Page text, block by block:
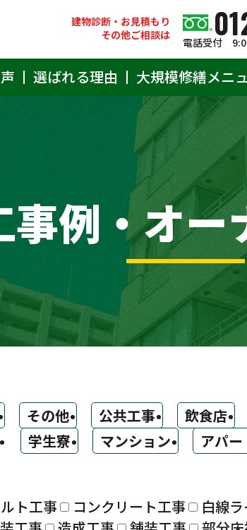
建物診断・お見積もり
その他ご相談は
電話受付
選ばれる理由 大規模修繕メニ
事例・オー
その他 公共工事 飲食店
学生寮
マンション アパー
ト工事 コンクリート工事 白線